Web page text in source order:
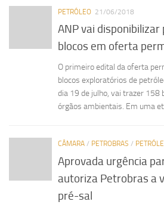
PETRÓLEO 21/06/2018
ANP vai
blocos em oferta
O primeiro edital da oferta
blocos exploratórios de
dia 19 de julho, vai trazer 158
órgãos ambientais. Em uma
CÂMARA / PETROBRAS /
Aprovada urgência
autoriza Petrobras a
pré-sal